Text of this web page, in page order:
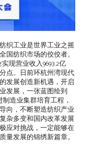
织工业是世界工业之摇
国纺织市场的佼佼者。
现营业收入9693.2亿
点。日前环杭州湾现代
发展创造新机遇，开启
发展，一张蓝图绘到
造业集群培育工程，
向，不断塑造纺织产业
杂多变和国内改革发展
应对挑战，一定能够在
量发展的锦绣新篇章。